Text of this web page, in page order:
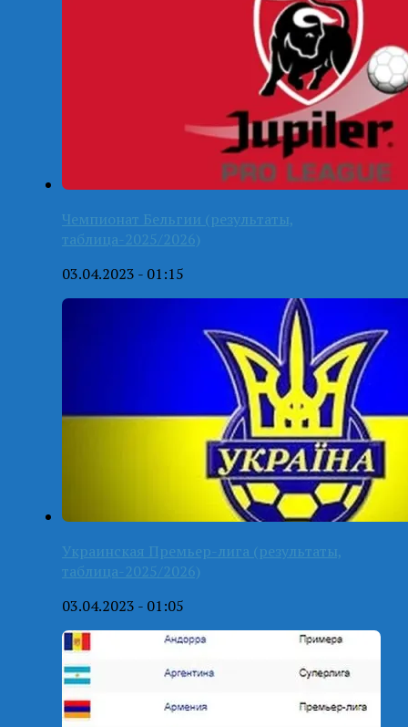
Чемпионат Бельгии (результаты,
таблица-2025/2026)
03.04.2023 - 01:15
Украинская Премьер-лига (результаты,
таблица-2025/2026)
03.04.2023 - 01:05